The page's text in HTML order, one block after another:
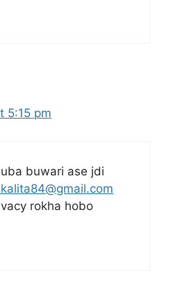
5:15 pm
buwari ase jdi
rokha hobo